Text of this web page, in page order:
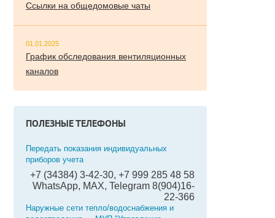
Ссылки на общедомовые чаты
01.01.2025
График обследования вентиляционных
каналов
ПОЛЕЗНЫЕ ТЕЛЕФОНЫ
Передать показания индивидуальных
приборов учета
+7 (34384) 3-42-30, +7 999 285 48 58
WhatsApp, MAX, Telegram 8(904)16-
22-366
Наружные сети тепло/водоснабжения и